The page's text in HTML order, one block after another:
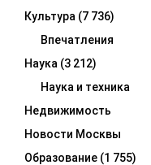
Культура (7 736)
Впечатления
Наука (3 212)
Наука и техника
Недвижимость
Новости Москвы
Образование (1 755)